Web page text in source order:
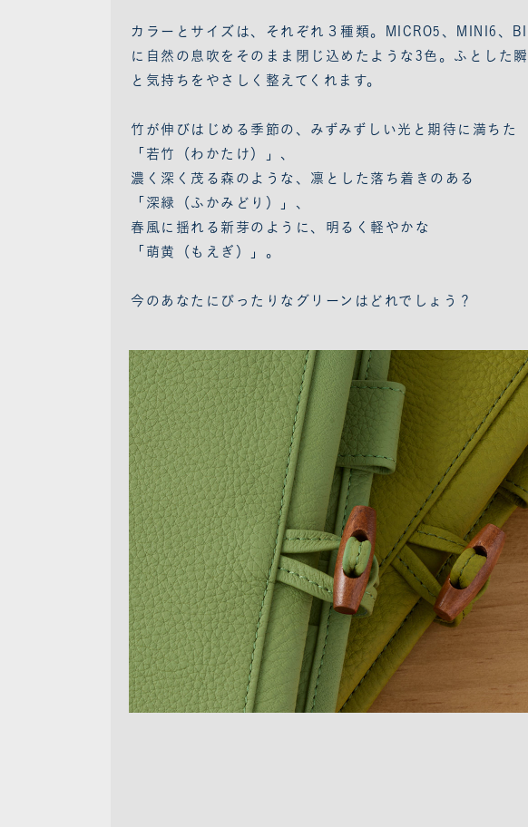
カラーとサイズは、それぞれ３種類。MICRO5、MINI6、
に自然の息吹をそのまま閉じ込めたような3色。ふとした
と気持ちをやさしく整えてくれます。
竹が伸びはじめる季節の、みずみずしい光と期待に満ちた
「若竹（わかたけ）」、
濃く深く茂る森のような、凛とした落ち着きのある
「深緑（ふかみどり）」、
春風に揺れる新芽のように、明るく軽やかな
「萌黄（もえぎ）」。
今のあなたにぴったりなグリーンはどれでしょう？